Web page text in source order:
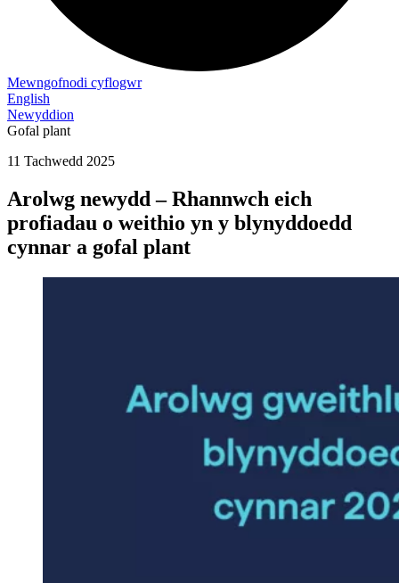
Mewngofnodi cyflogwr
English
Newyddion
Gofal plant
11 Tachwedd 2025
Arolwg newydd – Rhannwch eich
profiadau o weithio yn y blynyddoedd
cynnar a gofal plant